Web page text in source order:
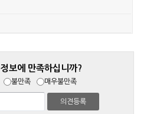
보에 만족하십니까?
불만족 매우불만족